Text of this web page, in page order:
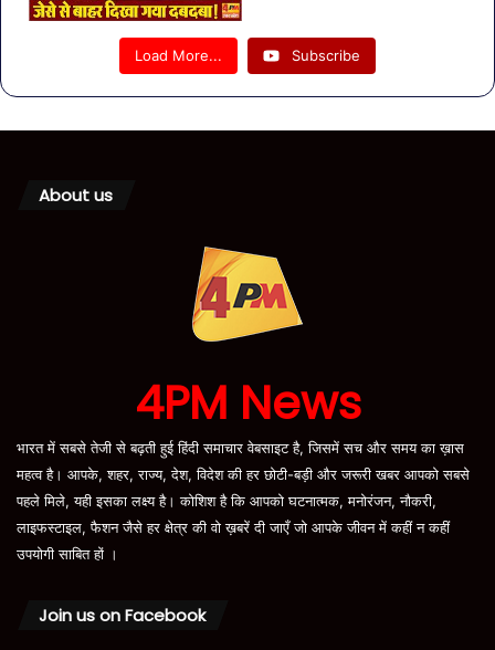
Load More... Subscribe
About us
4PM News
भारत में सबसे तेजी से बढ़ती हुई हिंदी समाचार वेबसाइट है, जिसमें सच और समय का ख़ास
महत्व है। आपके, शहर, राज्य, देश, विदेश की हर छोटी-बड़ी और जरूरी खबर आपको सबसे
पहले मिले, यही इसका लक्ष्य है। कोशिश है कि आपको घटनात्मक, मनोरंजन, नौकरी,
लाइफस्टाइल, फैशन जैसे हर क्षेत्र की वो ख़बरें दी जाएँ जो आपके जीवन में कहीं न कहीं
उपयोगी साबित हों ।
Join us on Facebook